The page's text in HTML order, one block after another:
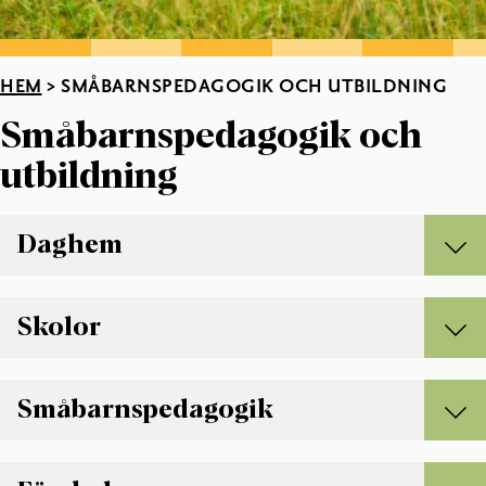
HEM > SMÅBARNSPEDAGOGIK OCH UTBILDNING
Småbarnspedagogik och
utbildning
Daghem
DAGHEM
Skolor
SKOLOR
Småbarnspedagogik